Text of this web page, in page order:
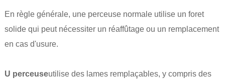
En règle générale, une perceuse normale utilise un foret
solide qui peut nécessiter un réaffûtage ou un remplacement
en cas d'usure.
U perceuseutilise des lames remplaçables, y compris des